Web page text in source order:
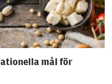
mål för
hemsidans
funktionalitet
och
uppbyggnad,
hur hemsidan